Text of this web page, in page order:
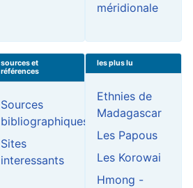
méridionale
sources et
références
Sources
bibliographiques
Sites
interessants
les plus lu
Ethnies de
Madagascar
Les Papous
Les Korowai
Hmong -